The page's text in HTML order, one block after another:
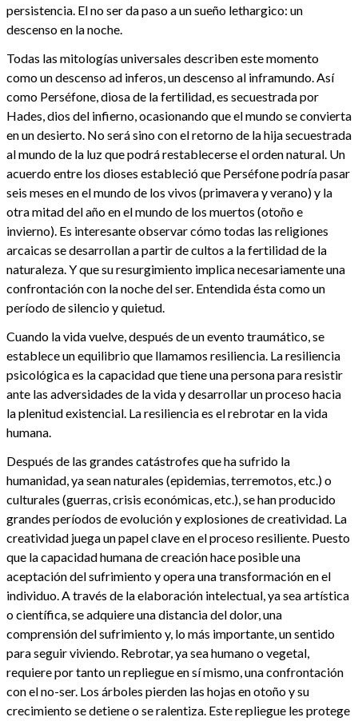
persistencia. El no ser da paso a un sueño lethargico: un
descenso en la noche.
Todas las mitologías universales describen este momento
como un descenso ad inferos, un descenso al inframundo. Así
como Perséfone, diosa de la fertilidad, es secuestrada por
Hades, dios del infierno, ocasionando que el mundo se convierta
en un desierto. No será sino con el retorno de la hija secuestrada
al mundo de la luz que podrá restablecerse el orden natural. Un
acuerdo entre los dioses estableció que Perséfone podría pasar
seis meses en el mundo de los vivos (primavera y verano) y la
otra mitad del año en el mundo de los muertos (otoño e
invierno). Es interesante observar cómo todas las religiones
arcaicas se desarrollan a partir de cultos a la fertilidad de la
naturaleza. Y que su resurgimiento implica necesariamente una
confrontación con la noche del ser. Entendida ésta como un
período de silencio y quietud.
Cuando la vida vuelve, después de un evento traumático, se
establece un equilibrio que llamamos resiliencia. La resiliencia
psicológica es la capacidad que tiene una persona para resistir
ante las adversidades de la vida y desarrollar un proceso hacia
la plenitud existencial. La resiliencia es el rebrotar en la vida
humana.
Después de las grandes catástrofes que ha sufrido la
humanidad, ya sean naturales (epidemias, terremotos, etc.) o
culturales (guerras, crisis económicas, etc.), se han producido
grandes períodos de evolución y explosiones de creatividad. La
creatividad juega un papel clave en el proceso resiliente. Puesto
que la capacidad humana de creación hace posible una
aceptación del sufrimiento y opera una transformación en el
individuo. A través de la elaboración intelectual, ya sea artística
o científica, se adquiere una distancia del dolor, una
comprensión del sufrimiento y, lo más importante, un sentido
para seguir viviendo. Rebrotar, ya sea humano o vegetal,
requiere por tanto un repliegue en sí mismo, una confrontación
con el no-ser. Los árboles pierden las hojas en otoño y su
crecimiento se detiene o se ralentiza. Este repliegue les protege